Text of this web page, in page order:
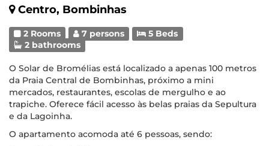
Centro, Bombinhas
2 Rooms 7 persons
5 Beds
2 bathrooms
O Solar de Bromélias está localizado a apenas 100 metros
da Praia Central de Bombinhas, próximo a mini
mercados, restaurantes, escolas de mergulho e ao
trapiche. Oferece fácil acesso às belas praias da Sepultura
e da Lagoinha.
O apartamento acomoda até 6 pessoas, sendo: